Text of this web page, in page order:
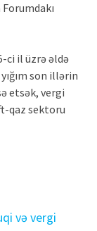
ci il üzrə əldə
son illərin
etsək, vergi
qaz sektoru
və vergi